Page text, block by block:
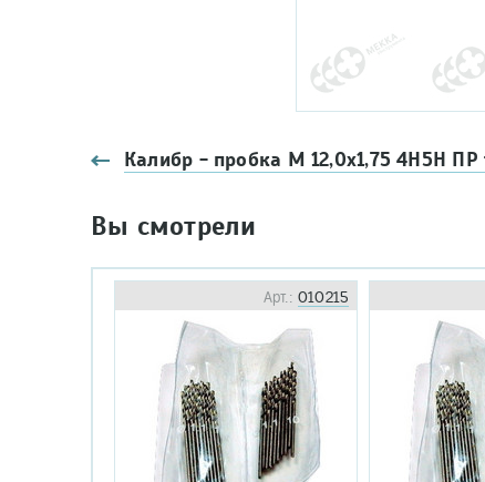
Калибр - пробка М 12,0х1,75 4Н5Н ПР
Вы смотрели
Арт.:010215